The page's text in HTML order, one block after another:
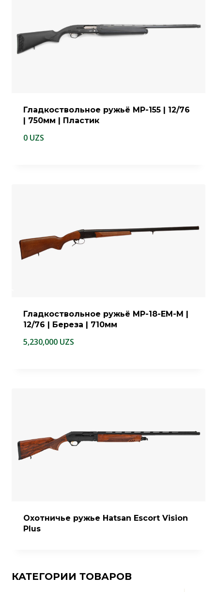
Гладкоствольное ружьё МР-155 | 12/76
| 750мм | Пластик
0 UZS
Гладкоствольное ружьё МР-18-ЕМ-М |
12/76 | Береза | 710мм
5,230,000 UZS
Охотничье ружье Hatsan Escort Vision
Plus
КАТЕГОРИИ ТОВАРОВ